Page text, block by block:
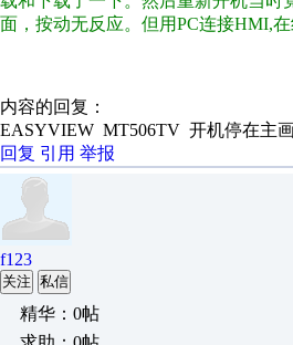
面，按动无反应。但用PC连接HMI,
内容的回复：
EASYVIEW MT506TV 开机停在主
回复 引用 举报
f123
关注 私信
精华：0帖